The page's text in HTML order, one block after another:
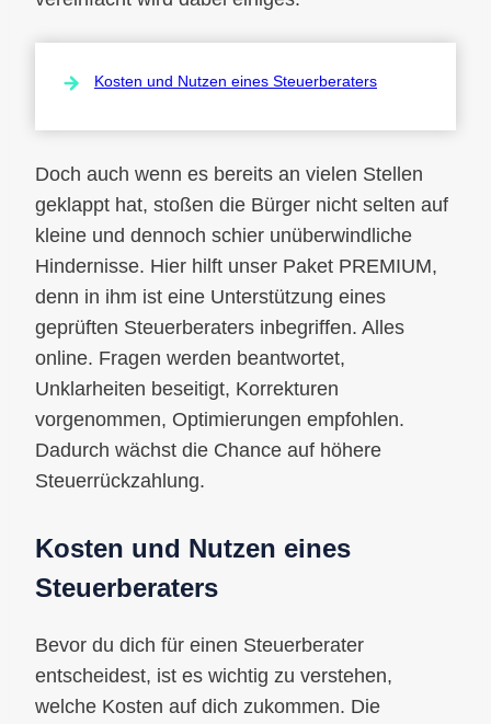
Kosten und Nutzen eines Steuerberaters
Doch auch wenn es bereits an vielen Stellen
geklappt hat, stoßen die Bürger nicht selten auf
kleine und dennoch schier unüberwindliche
Hindernisse. Hier hilft unser Paket PREMIUM,
denn in ihm ist eine Unterstützung eines
geprüften Steuerberaters inbegriffen. Alles
online. Fragen werden beantwortet,
Unklarheiten beseitigt, Korrekturen
vorgenommen, Optimierungen empfohlen.
Dadurch wächst die Chance auf höhere
Steuerrückzahlung.
Kosten und Nutzen eines
Steuerberaters
Bevor du dich für einen Steuerberater
entscheidest, ist es wichtig zu verstehen,
welche Kosten auf dich zukommen. Die